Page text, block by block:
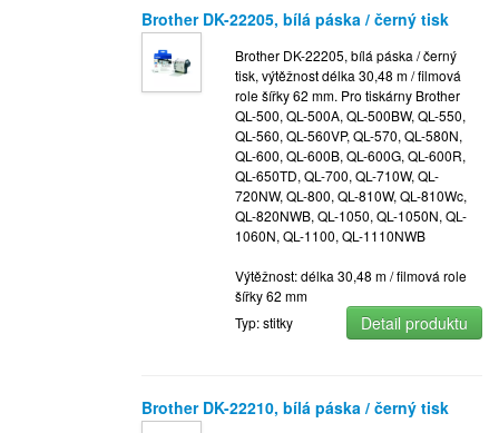
Brother DK-22205, bílá páska / černý tisk
Brother DK-22205, bílá páska / černý
tisk, výtěžnost délka 30,48 m / filmová
role šířky 62 mm. Pro tiskárny Brother
QL-500, QL-500A, QL-500BW, QL-550,
QL-560, QL-560VP, QL-570, QL-580N,
QL-600, QL-600B, QL-600G, QL-600R,
QL-650TD, QL-700, QL-710W, QL-
720NW, QL-800, QL-810W, QL-810Wc,
QL-820NWB, QL-1050, QL-1050N, QL-
1060N, QL-1100, QL-1110NWB
Výtěžnost: délka 30,48 m / filmová role
šířky 62 mm
Typ: stitky
Detail produktu
Brother DK-22210, bílá páska / černý tisk